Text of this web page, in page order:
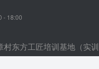
- 18:00
东方工匠培训基地（实